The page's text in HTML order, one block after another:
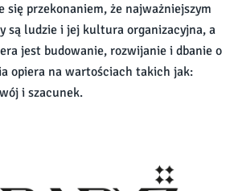
się przekonaniem, że najważniejszym
są ludzie i jej kultura organizacyjna, a
jest budowanie, rozwijanie i dbanie o
opiera na wartościach takich jak:
i szacunek.